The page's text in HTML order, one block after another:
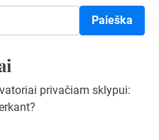
Paieška
privačiam sklypui: